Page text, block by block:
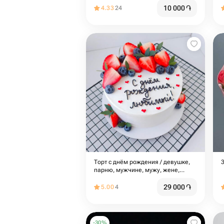
4.3324 10 000֏
Торт с днём рождения / девушке,
парню, мужчине, мужу, жене,
сестре, подруге
5.004 29 000֏